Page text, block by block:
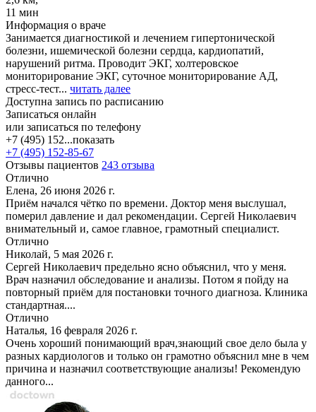
11 мин
Информация о враче
Занимается диагностикой и лечением гипертонической
болезни, ишемической болезни сердца, кардиопатий,
нарушений ритма. Проводит ЭКГ, холтеровское
мониторирование ЭКГ, суточное мониторирование АД,
стресс-тест... читать далее
Доступна запись по расписанию
Записаться онлайн
или записаться по телефону
+7 (495) 152...показать
+7 (495) 152-85-67
Отзывы пациентов 243 отзыва
Отлично
Елена, 26 июня 2026 г.
Приём начался чётко по времени. Доктор меня выслушал,
померил давление и дал рекомендации. Сергей Николаевич
внимательный и, самое главное, грамотный специалист.
Отлично
Николай, 5 мая 2026 г.
Сергей Николаевич предельно ясно объяснил, что у меня.
Врач назначил обследование и анализы. Потом я пойду на
повторный приём для постановки точного диагноза. Клиника
стандартная....
Отлично
Наталья, 16 февраля 2026 г.
Очень хороший понимающий врач,знающий свое дело была у
разных кардиологов и только он грамотно объяснил мне в чем
причина и назначил соответствующие анализы! Рекомендую
данного...